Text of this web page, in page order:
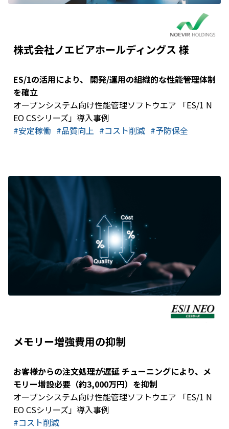
株式会社ノエビアホールディングス 様
ES/1の活用により、 開発/運用の組織的な性能管理体制
を確立
オープンシステム向け性能管理ソフトウエア 「ES/1 N
EO CSシリーズ」導入事例
#安定稼働 #品質向上 #コスト削減 #予防保全
メモリー増強費用の抑制
お客様からの注文処理が遅延 チューニングにより、メ
モリー増設必要（約3,000万円）を抑制
オープンシステム向け性能管理ソフトウエア 「ES/1 N
EO CSシリーズ」導入事例
#コスト削減